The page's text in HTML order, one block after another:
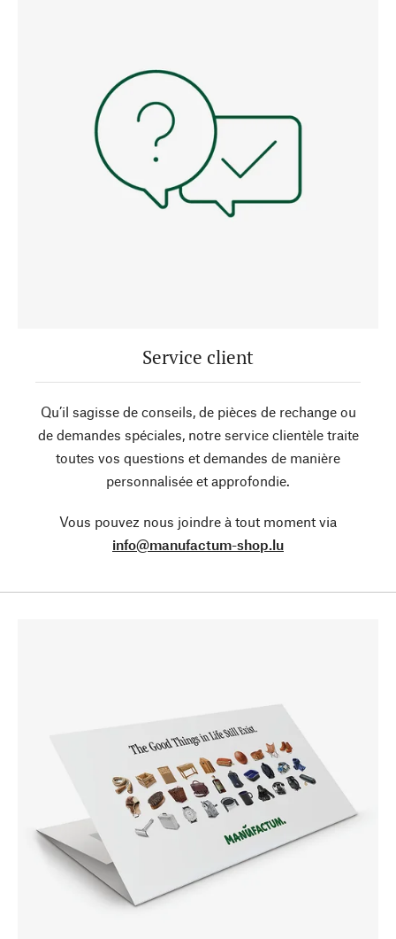
Service client
Qu’il sagisse de conseils, de pièces de rechange ou
de demandes spéciales, notre service clientèle traite
toutes vos questions et demandes de manière
personnalisée et approfondie.
Vous pouvez nous joindre à tout moment via
info@manufactum-shop.lu